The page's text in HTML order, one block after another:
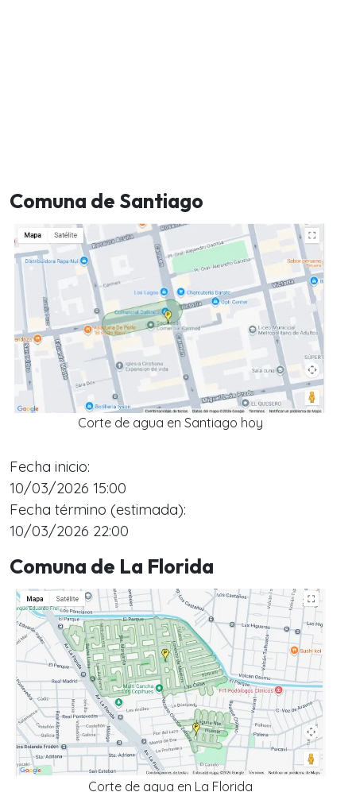
Comuna de Santiago
Corte de agua en Santiago hoy
Fecha inicio:
10/03/2026 15:00
Fecha término (estimada):
10/03/2026 22:00
Comuna de La Florida
Corte de agua en La Florida